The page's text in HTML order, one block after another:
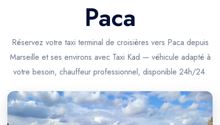
Trajet Port croisière
Trajet Santé
Trajet Longue Distance
Actualités & évènements
Contactez-nous
Paca
Réservez votre taxi terminal de croisières vers Paca depuis
Marseille et ses environs avec Taxi Kad — véhicule adapté à
votre besoin, chauffeur professionnel, disponible 24h/24.